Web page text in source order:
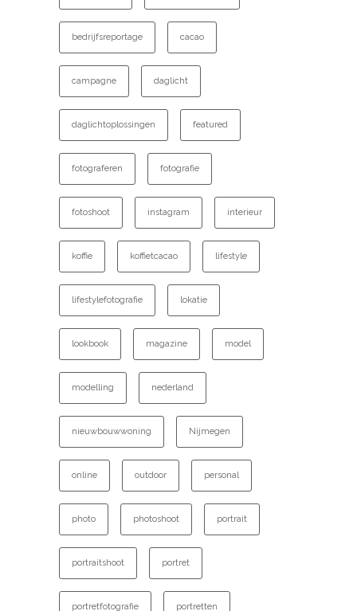
bedrijfsreportage cacao
campagne daglicht
daglichtoplossingen featured
fotograferen fotografie
fotoshoot instagram interieur
koffie koffietcacao lifestyle
lifestylefotografie lokatie
lookbook magazine model
modelling nederland
nieuwbouwwoning Nijmegen
online outdoor personal
photo photoshoot portrait
portraitshoot portret
portretfotografie portretten